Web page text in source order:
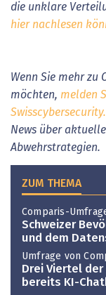
die unklare
hier nachlesen
Wenn Sie mehr zu
möchten, melden
News über
Abwehrstrategien.
ZUM THEMA
Comparis-
Schweizer
und dem
Umfrage von
Drei Viertel
bereits KI-